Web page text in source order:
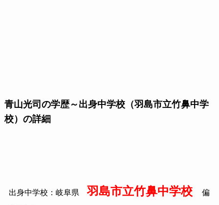
青山光司の学歴～出身中学校（羽島市立竹鼻中学
校）の詳細
出身中学校：岐阜県羽島市立竹鼻中学校 偏